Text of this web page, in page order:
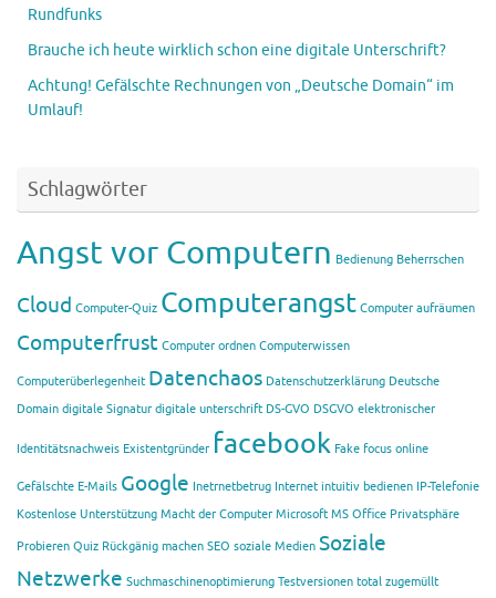
Rundfunks
Brauche ich heute wirklich schon eine digitale Unterschrift?
Achtung! Gefälschte Rechnungen von „Deutsche Domain“ im
Umlauf!
Schlagwörter
Angst vor Computern Bedienung Beherrschen
Cloud Computer-Quiz Computerangst Computer aufräumen
Computerfrust Computer ordnen Computerwissen
Computerüberlegenheit Datenchaos Datenschutzerklärung Deutsche
Domain digitale Signatur digitale unterschrift DS-GVO DSGVO elektronischer
Identitätsnachweis Existentgründer facebook Fake focus online
Gefälschte E-Mails Google Inetrnetbetrug Internet intuitiv bedienen IP-Telefonie
Kostenlose Unterstützung Macht der Computer Microsoft MS Office Privatsphäre
Probieren Quiz Rückgänig machen SEO soziale Medien Soziale
Netzwerke Suchmaschinenoptimierung Testversionen total zugemüllt